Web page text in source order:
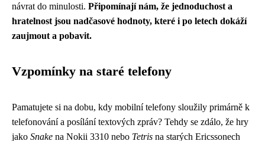
návrat do minulosti. Připomínají nám, že jednoduchost a
hratelnost jsou nadčasové hodnoty, které i po letech dokáží
zaujmout a pobavit.
Vzpomínky na staré telefony
Pamatujete si na dobu, kdy mobilní telefony sloužily primárně k
telefonování a posílání textových zpráv? Tehdy se zdálo, že hry
jako Snake na Nokii 3310 nebo Tetris na starých Ericssonech